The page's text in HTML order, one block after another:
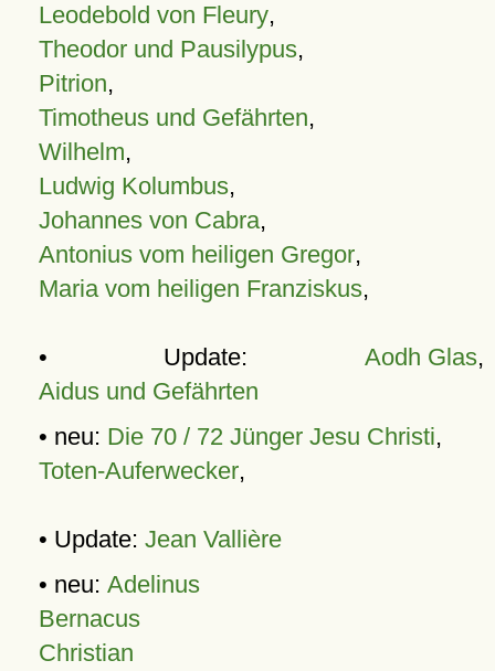
Leodebold von Fleury,
Theodor und Pausilypus,
Pitrion,
Timotheus und Gefährten,
Wilhelm,
Ludwig Kolumbus,
Johannes von Cabra,
Antonius vom heiligen Gregor,
Maria vom heiligen Franziskus,
• Update: Aodh Glas,
Aidus und Gefährten
• neu: Die 70 / 72 Jünger Jesu Christi,
Toten-Auferwecker,
• Update: Jean Vallière
• neu: Adelinus
Bernacus
Christian